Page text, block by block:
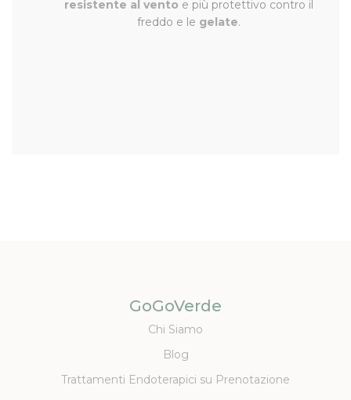
resistente al vento e più protettivo contro il
freddo e le gelate.
GoGoVerde
Chi Siamo
Blog
Trattamenti Endoterapici su Prenotazione